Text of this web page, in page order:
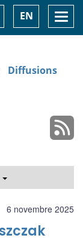
EN
Diffusions
6 novembre 2025